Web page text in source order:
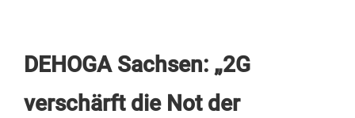
DEHOGA Sachsen: „2G
verschärft die Not der